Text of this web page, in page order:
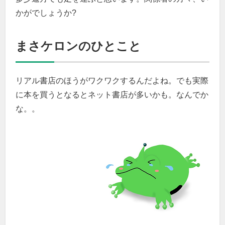
かがでしょうか?
まさケロンのひとこと
リアル書店のほうがワクワクするんだよね。でも実際
に本を買うとなるとネット書店が多いかも。なんでか
な。。